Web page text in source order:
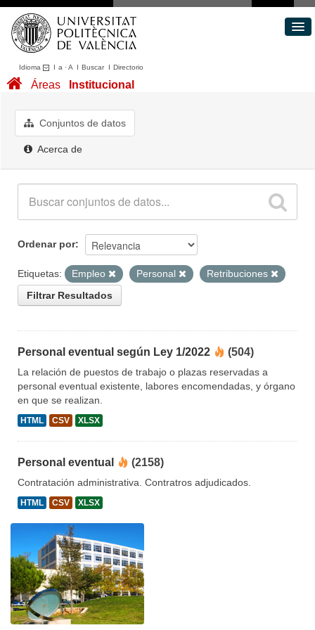
Idioma I a ·A I BuscarI Directorio
Conjuntos de datos
Acerca de
Áreas Institucional
Conjuntos de datos
Acerca de
Ordenar por
Etiquetas: Empleo Personal
Retribuciones
Filtrar Resultados
Personal eventual según Ley 1/2022 (504)
La relación de puestos de trabajo o plazas reservadas a
personal eventual existente, labores encomendadas, y órgano
en que se realizan.
HTML CSV XLSX
Personal eventual (2158)
Contratación administrativa. Contratros adjudicados.
HTML CSV XLSX